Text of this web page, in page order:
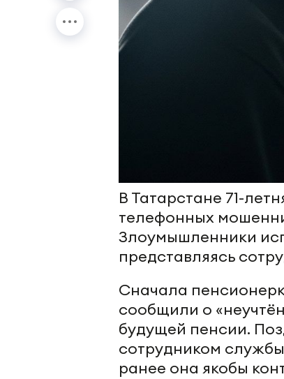
В Татарстане 71-
телефонных
Злоумышленники
представляясь
Сначала
сообщили о
будущей пенсии.
сотрудником
ранее она якобы